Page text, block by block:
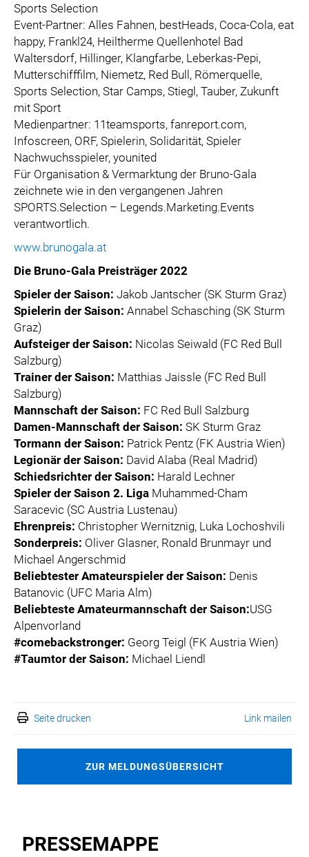
Sports Selection
Event-Partner: Alles Fahnen, bestHeads, Coca-Cola, eat
happy, Frankl24, Heiltherme Quellenhotel Bad
Waltersdorf, Hillinger, Klangfarbe, Leberkas-Pepi,
Mutterschifffilm, Niemetz, Red Bull, Römerquelle,
Sports Selection, Star Camps, Stiegl, Tauber, Zukunft
mit Sport
Medienpartner: 11teamsports, fanreport.com,
Infoscreen, ORF, Spielerin, Solidarität, Spieler
Nachwuchsspieler, younited
Für Organisation & Vermarktung der Bruno-Gala
zeichnete wie in den vergangenen Jahren
SPORTS.Selection – Legends.Marketing.Events
verantwortlich.
www.brunogala.at
Die Bruno-Gala Preisträger 2022
Spieler der Saison: Jakob Jantscher (SK Sturm Graz)
Spielerin der Saison: Annabel Schasching (SK Sturm
Graz)
Aufsteiger der Saison: Nicolas Seiwald (FC Red Bull
Salzburg)
Trainer der Saison: Matthias Jaissle (FC Red Bull
Salzburg)
Mannschaft der Saison: FC Red Bull Salzburg
Damen-Mannschaft der Saison: SK Sturm Graz
Tormann der Saison: Patrick Pentz (FK Austria Wien)
Legionär der Saison: David Alaba (Real Madrid)
Schiedsrichter der Saison: Harald Lechner
Spieler der Saison 2. Liga Muhammed-Cham
Saracevic (SC Austria Lustenau)
Ehrenpreis: Christopher Wernitznig, Luka Lochoshvili
Sonderpreis: Oliver Glasner, Ronald Brunmayr und
Michael Angerschmid
Beliebtester Amateurspieler der Saison: Denis
Batanovic (UFC Maria Alm)
Beliebteste Amateurmannschaft der Saison:USG
Alpenvorland
#comebackstronger: Georg Teigl (FK Austria Wien)
#Taumtor der Saison: Michael Liendl
Seite drucken Link mailen
ZUR MELDUNGSÜBERSICHT
PRESSEMAPPE